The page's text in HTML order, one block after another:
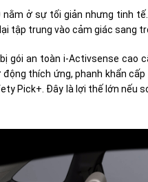
ở sự tối giản nhưng tinh
tập trung vào cảm giác sang
gói an toàn i-Activsense cao
thích ứng, phanh khẩn
Pick+. Đây là lợi thế lớn